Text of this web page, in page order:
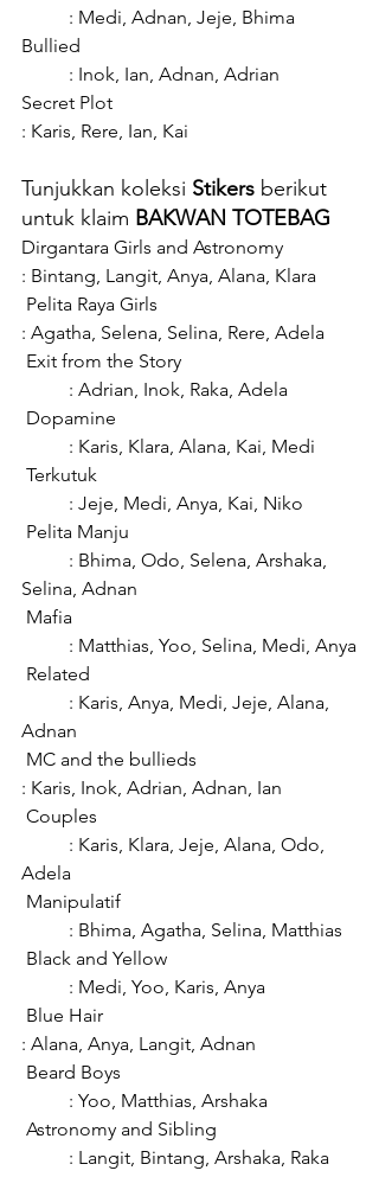
	: Medi, Adnan, Jeje, Bhima
Bullied
	: Inok, Ian, Adnan, Adrian
Secret Plot
: Karis, Rere, Ian, Kai
Tunjukkan koleksi Stikers berikut
untuk klaim BAKWAN TOTEBAG
Dirgantara Girls and Astronomy
: Bintang, Langit, Anya, Alana, Klara
: Agatha, Selena, Selina, Rere, Adela
	: Adrian, Inok, Raka, Adela
	: Karis, Klara, Alana, Kai, Medi
	: Jeje, Medi, Anya, Kai, Niko
Selina, Adnan
	: Matthias, Yoo, Selina, Medi, Anya
Adnan
: Karis, Inok, Adrian, Adnan, Ian
Adela
	: Bhima, Agatha, Selina, Matthias
	: Medi, Yoo, Karis, Anya
: Alana, Anya, Langit, Adnan
	: Yoo, Matthias, Arshaka
	: Langit, Bintang, Arshaka, Raka